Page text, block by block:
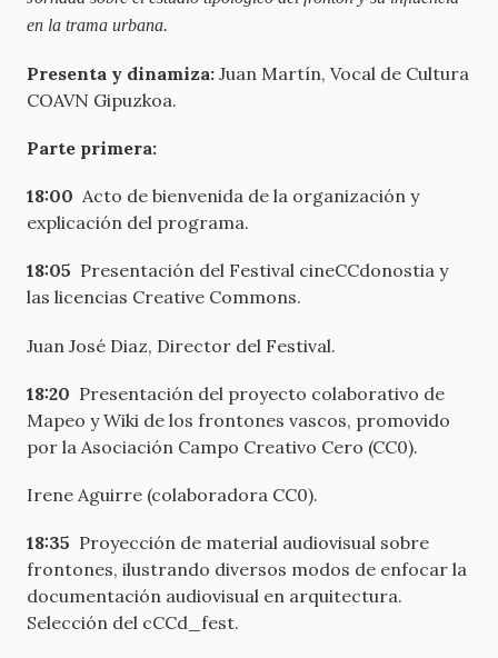
en la trama urbana.
Presenta y dinamiza: Juan Martín, Vocal de Cultura
COAVN Gipuzkoa.
Parte primera:
18:00 Acto de bienvenida de la organización y
explicación del programa.
18:05 Presentación del Festival cineCCdonostia y
las licencias Creative Commons.
Juan José Diaz, Director del Festival.
18:20 Presentación del proyecto colaborativo de
Mapeo y Wiki de los frontones vascos, promovido
por la Asociación Campo Creativo Cero (CC0).
Irene Aguirre (colaboradora CC0).
18:35 Proyección de material audiovisual sobre
frontones, ilustrando diversos modos de enfocar la
documentación audiovisual en arquitectura.
Selección del cCCd_fest.